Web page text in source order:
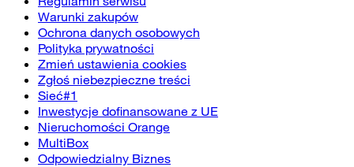
Warunki zakupów
Ochrona danych osobowych
Polityka prywatności
Zmień ustawienia cookies
Zgłoś niebezpieczne treści
Sieć#1
Inwestycje dofinansowane z UE
Nieruchomości Orange
MultiBox
Odpowiedzialny Biznes